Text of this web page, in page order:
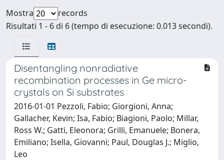
Mostra
records
Risultati 1 - 6 di 6 (tempo di esecuzione: 0.013 secondi).
Disentangling nonradiative
recombination processes in Ge micro-
crystals on Si substrates
2016-01-01 Pezzoli, Fabio; Giorgioni, Anna;
Gallacher, Kevin; Isa, Fabio; Biagioni, Paolo; Millar,
Ross W.; Gatti, Eleonora; Grilli, Emanuele; Bonera,
Emiliano; Isella, Giovanni; Paul, Douglas J.; Miglio,
Leo